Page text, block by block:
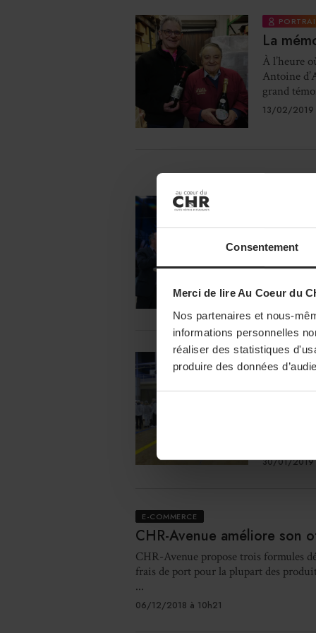
Consentement
Merci de lire Au Coeur du
Nos partenaires et nous-
informations personnelles
réaliser des statistiques
produire des données
La
À l’heure
Antoine
grand
13/02/2019
Le 28
création ...
06/02/2019
RUNGIS
Une
dernier,
nouveaux
30/01/2019
E-COMMERCE
CHR-Avenue améliore son
CHR-Avenue propose trois formules
frais de port pour la plupart des
...
06/12/2018 à 10h21